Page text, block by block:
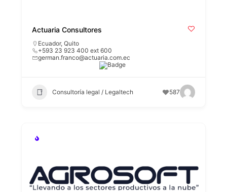
Actuaria Consultores
Ecuador,Quito
+593 23 923 400 ext 600
german.franco@actuaria.com.ec
Consultoría legal / Legaltech 587